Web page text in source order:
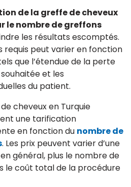
de la greffe de cheveux
le nombre de greffons
les résultats escomptés.
requis peut varier en fonction
que l’étendue de la perte
et les
du patient.
cheveux en Turquie
une tarification
en fonction du nombre de
. Les prix peuvent varier d’une
général, plus le nombre de
le coût total de la procédure